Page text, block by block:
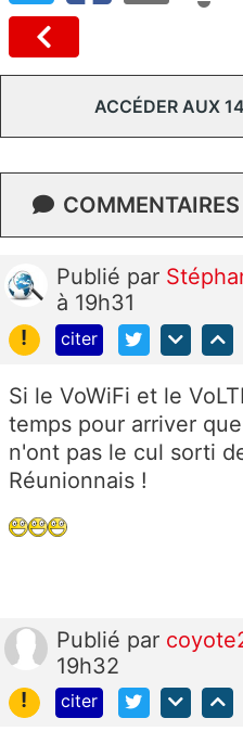
ACCÉDER AUX
Publié par
à 19h31
!
citer
Si le VoWiFi et le
temps pour arriver
n'ont pas le cul sorti
Réunionnais !
Publié par
19h32
!
citer